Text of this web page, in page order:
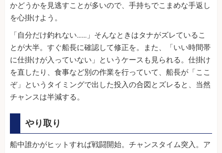
かどうかを見逃すことが多いので、手持ちでこまめな手返し
を心掛けよう。
「自分だけ釣れない……」そんなときはタナがズレているこ
とが大半。すぐ船長に確認して修正を。また、「いい時間帯
に仕掛けが入っていない」というケースも見られる。仕掛け
を直したり、食事など別の作業を行っていて、船長が「ここ
ぞ」というタイミングで出した投入の合図とズレると、当然
チャンスは半減する。
やり取り
船中誰かがヒットすれば戦闘開始。チャンスタイム突入。ア